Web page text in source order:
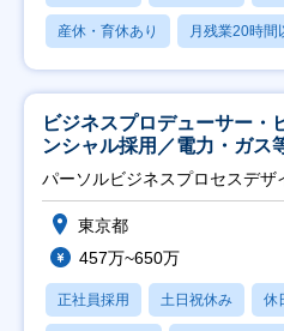
産休・育休あり 月残業20時間
ビジネスプロデューサー・
ンシャル採用／電力・ガス
ト推進】
パーソルビジネスプロセスデザ
東京都
457万~650万
正社員採用 土日祝休み 休